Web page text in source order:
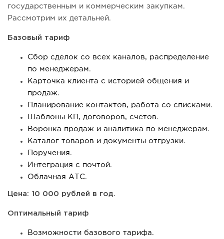
государственным и коммерческим закупкам.
Рассмотрим их детальней.
Базовый тариф
Сбор сделок со всех каналов, распределение
по менеджерам.
Карточка клиента с историей общения и
продаж.
Планирование контактов, работа со списками.
Шаблоны КП, договоров, счетов.
Воронка продаж и аналитика по менеджерам.
Каталог товаров и документы отгрузки.
Поручения.
Интеграция с почтой.
Облачная АТС.
Цена: 10 000 рублей в год.
Оптимальный тариф
Возможности базового тарифа.